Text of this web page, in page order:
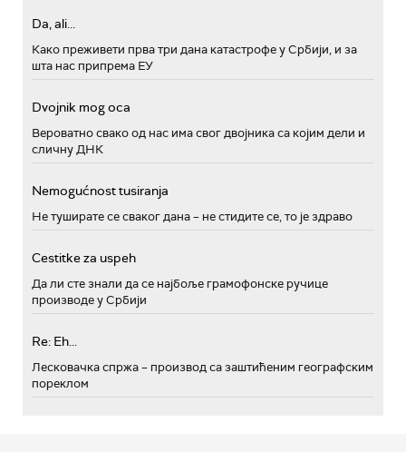
Da, ali...
Како преживети прва три дана катастрофе у Србији, и за
шта нас припрема ЕУ
Dvojnik mog oca
Вероватно свако од нас има свог двојника са којим дели и
сличну ДНК
Nemogućnost tusiranja
Не туширате се сваког дана – не стидите се, то је здраво
Cestitke za uspeh
Да ли сте знали да се најбоље грамофонске ручице
производе у Србији
Re: Eh...
Лесковачка спржа – производ са заштићеним географским
пореклом